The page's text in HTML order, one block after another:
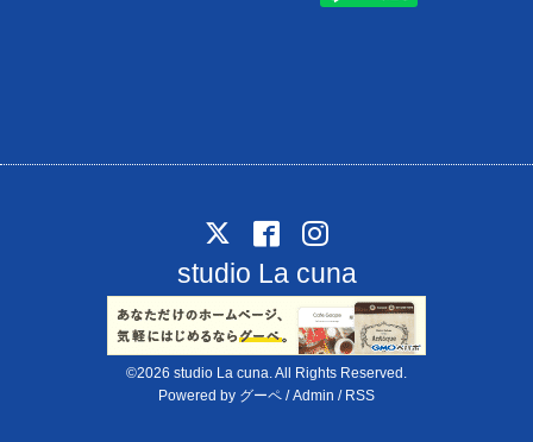
studio La cuna
©2026 studio La cuna. All Rights Reserved.
Powered by グーペ /Admin / RSS